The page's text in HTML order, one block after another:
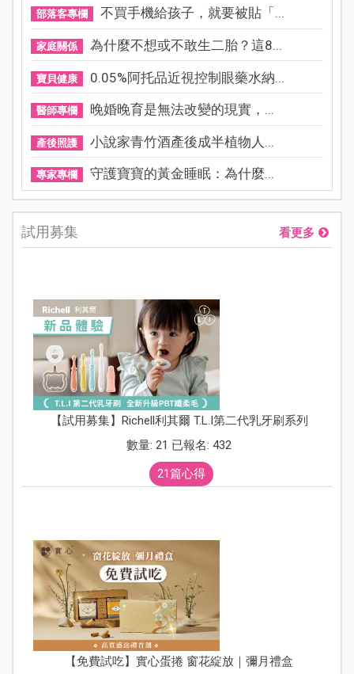
部落客專欄 不買手機給孩子，就要被貼「...
家庭關係 為什麼不想或不敢生二胎？這8...
寶貝健康 0.05%阿托品近視控制眼藥水納...
醫師專欄 晚婚晚育是無法改變的現實，...
產後照護 小說家青竹酒產後成半植物人...
專家專欄 守護寶寶的黃金睡眠：為什麼...
試用募集 看更多
【試用募集】Richell利其爾 T.L.I第二代乳牙刷系列
數量: 21 已報名: 432
21篇心得
【免費試吃】實心蛋捲 窗花綻放｜彌月禮盒